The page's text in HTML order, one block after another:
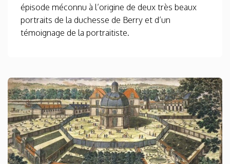
épisode méconnu à l’origine de deux très beaux
portraits de la duchesse de Berry et d’un
témoignage de la portraitiste.